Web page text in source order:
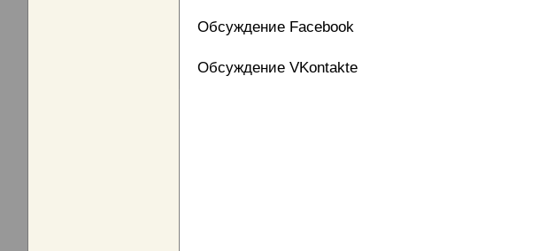
Обсуждение Facebook
Обсуждение VKontakte